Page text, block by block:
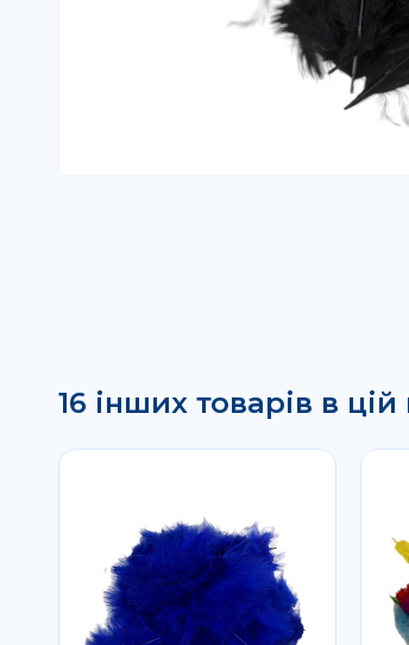
16 інших товарів в цій